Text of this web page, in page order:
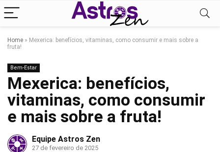
Home » Mexerica: benefícios, vitaminas, como consumir e mais sobre a
fruta!
Bem-Estar
Mexerica: benefícios,
vitaminas, como consumir
e mais sobre a fruta!
Equipe Astros Zen
27 de fevereiro de 2025